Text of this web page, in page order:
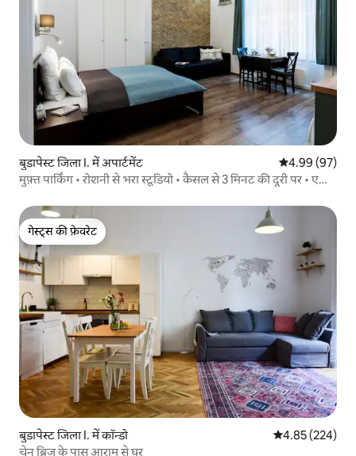
बुडापेस्ट जिला I. में अपार्टमेंट औसत रेटिंग 5 में
4.99 (97)
मुफ़्त पार्किंग • रोशनी से भरा स्टूडियो • कैसल से 3 मिनट की दूरी पर • एसी
गेस्ट्स की फ़ेवरेट
गेस्ट्स की फ़ेवरेट
बुडापेस्ट जिला I. में कॉन्डो औसत रेटिंग 5 में से
4.85 (224)
चेन ब्रिज के पास आराम से घर